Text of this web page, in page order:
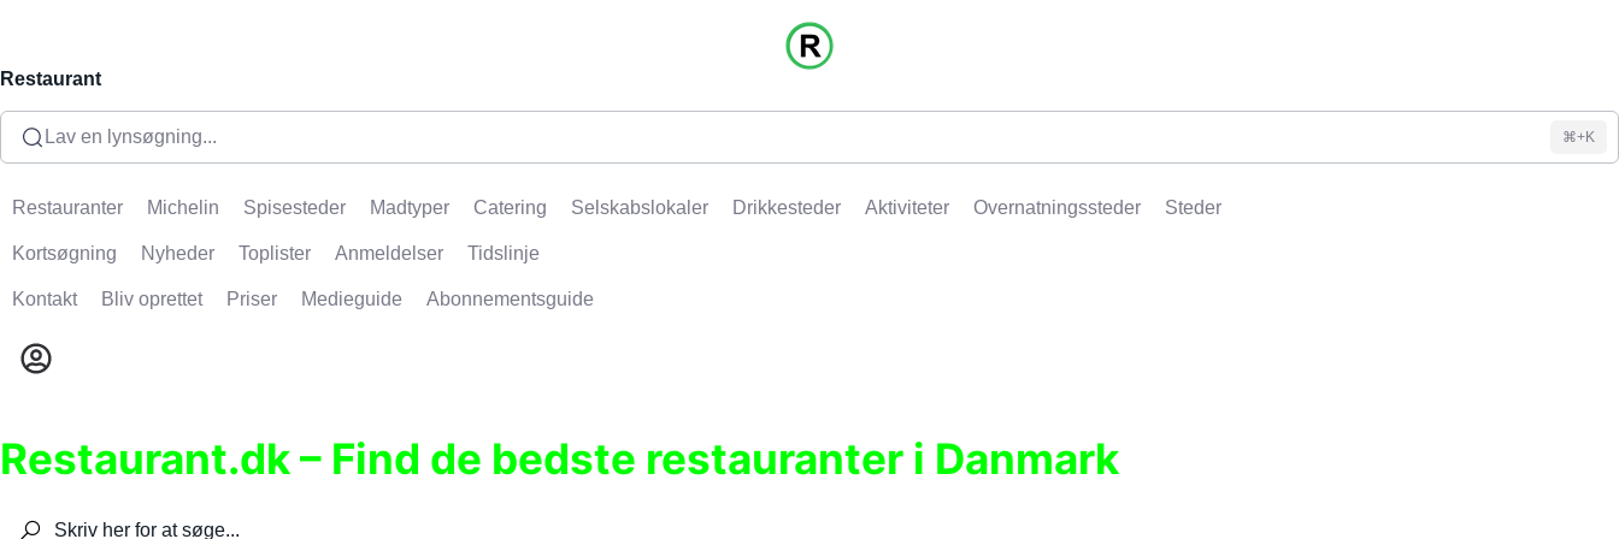
Restaurant
Lav en lynsøgning... ⌘+K
Restauranter Michelin Spisesteder Madtyper Catering Selskabslokaler Drikkesteder Aktiviteter Overnatningssteder Steder
Kortsøgning Nyheder Toplister Anmeldelser Tidslinje
Kontakt Bliv oprettet Priser Medieguide Abonnementsguide
Restaurant.dk – Find de bedste restauranter i Danmark